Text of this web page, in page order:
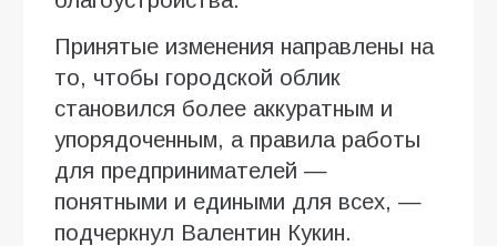
Принятые изменения направлены на
то, чтобы городской облик
становился более аккуратным и
упорядоченным, а правила работы
для предпринимателей —
понятными и едиными для всех, —
подчеркнул Валентин Кукин.